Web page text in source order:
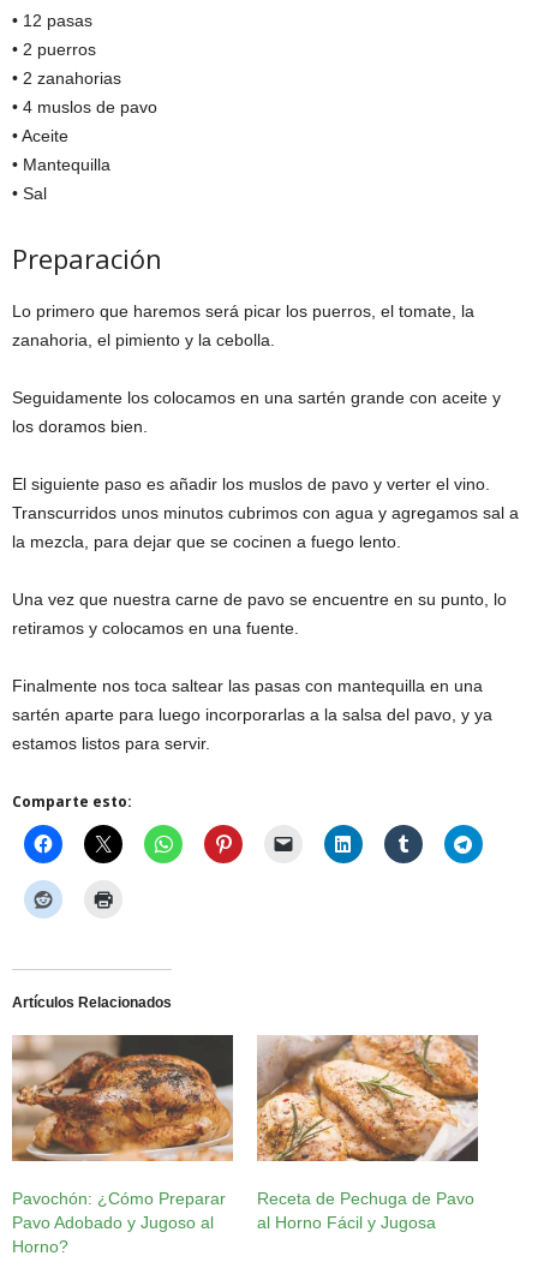
• 12 pasas
• 2 puerros
• 2 zanahorias
• 4 muslos de pavo
• Aceite
• Mantequilla
• Sal
Preparación
Lo primero que haremos será picar los puerros, el tomate, la
zanahoria, el pimiento y la cebolla.
Seguidamente los colocamos en una sartén grande con aceite y
los doramos bien.
El siguiente paso es añadir los muslos de pavo y verter el vino.
Transcurridos unos minutos cubrimos con agua y agregamos sal a
la mezcla, para dejar que se cocinen a fuego lento.
Una vez que nuestra carne de pavo se encuentre en su punto, lo
retiramos y colocamos en una fuente.
Finalmente nos toca saltear las pasas con mantequilla en una
sartén aparte para luego incorporarlas a la salsa del pavo, y ya
estamos listos para servir.
Comparte esto:
Artículos Relacionados
Pavochón: ¿Cómo Preparar
Pavo Adobado y Jugoso al
Horno?
Receta de Pechuga de Pavo
al Horno Fácil y Jugosa